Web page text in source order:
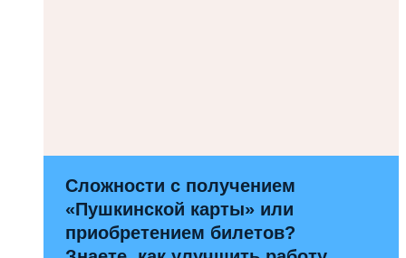
Сложности с получением
«Пушкинской карты» или
приобретением билетов?